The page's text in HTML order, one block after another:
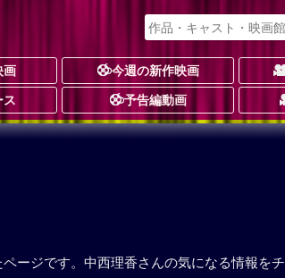
画 今週の新作映画
ス 予告編動画
ージです。中西理香さんの気になる情報をチ